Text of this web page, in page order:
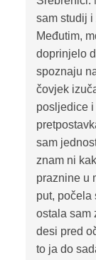
sam studij
Međutim,
doprinjelo
spoznaju
čovjek
posljedice
sam
znam ni
praznine u
put, počela
ostala sam
desi pred
to ja do